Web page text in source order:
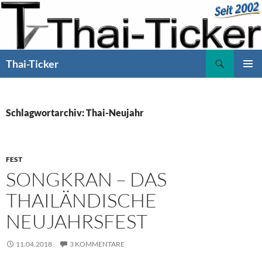
Zum
Inhalt
springen
Thai-Ticker
Schlagwortarchiv: Thai-Neujahr
FEST
SONGKRAN – DAS
THAILÄNDISCHE
NEUJAHRSFEST
11.04.2018 3 KOMMENTARE